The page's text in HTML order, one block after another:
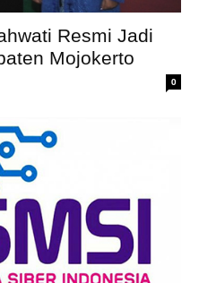
Resmi Jadi
Mojokerto
0